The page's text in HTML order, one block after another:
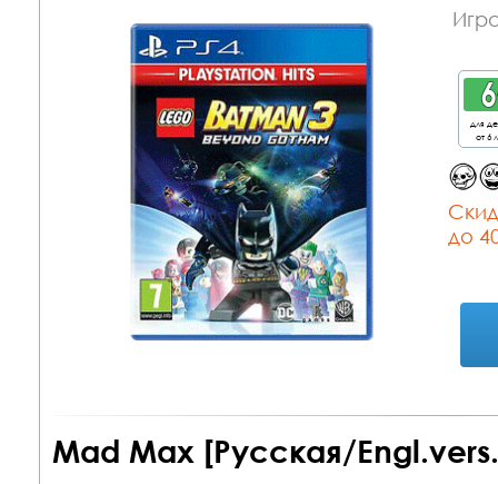
для
от 6
до
Mad Max [Русская/